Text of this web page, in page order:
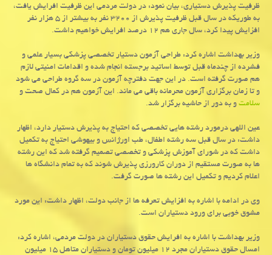
ظرفیت پذیرش دستیاری، بیان نمود: در دولت مردمی این ظرفیت افرایش یافت،
به طوریکه در سال قبل ظرفیت پذیرش از ۳۲۰۰ نفر به بیشتر از ۵ هزار نفر
افزایش پیدا کرد، سال جاری هم ۱۲ درصد افرایش خواهیم داشت.
وزیر بهداشت اشاره کرد: طراحی آزمون دستیار تخصصی پزشکی بسیار علمی و
فشرده از چندماه قبل توسط اساتید برجسته انجام شده و اقدامات امنیتی لازم
هم صورت گرفته است. در این جهت دفترچه آزمون در سه گروه طراحی می شود
و تا زمان برگزاری آزمون محرمانه باقی می ماند. این آزمون هم در کمال صحت و
سلامتو به دور از حاشیه برگزار شد.
عین اللهی درمورد رشته هایی تخصصی که احتیاج به پذیرش دستیار دارد، اظهار
داشت: در سال قبل سه رشته اطفال، طب اورژانس و بیهوشی احتیاج به تکمیل
داشت که در شورای آموزش پزشکی و تخصصی تصمیم گرفته شد که این رشته
ها به صورت مستقیم از دوران کارورزی پذیرش شوند که به تمام دانشگاه ها
اعلام کردیم و تکمیل این رشته ها صورت گرفت.
وی در ادامه با اشاره به افزایش تعرفه ها از جانب دولت، اظهار داشت: این مورد
مشوق خوبی برای ورود دستیاران است.
وزیر بهداشت با اشاره به افرایش حقوق دستیاران در دولت مردمی، اشاره کرد:
امسال حقوق دستیاران مجرد ۱۲ میلیون تومان و دستیاران متاهل ۱۵ میلیون